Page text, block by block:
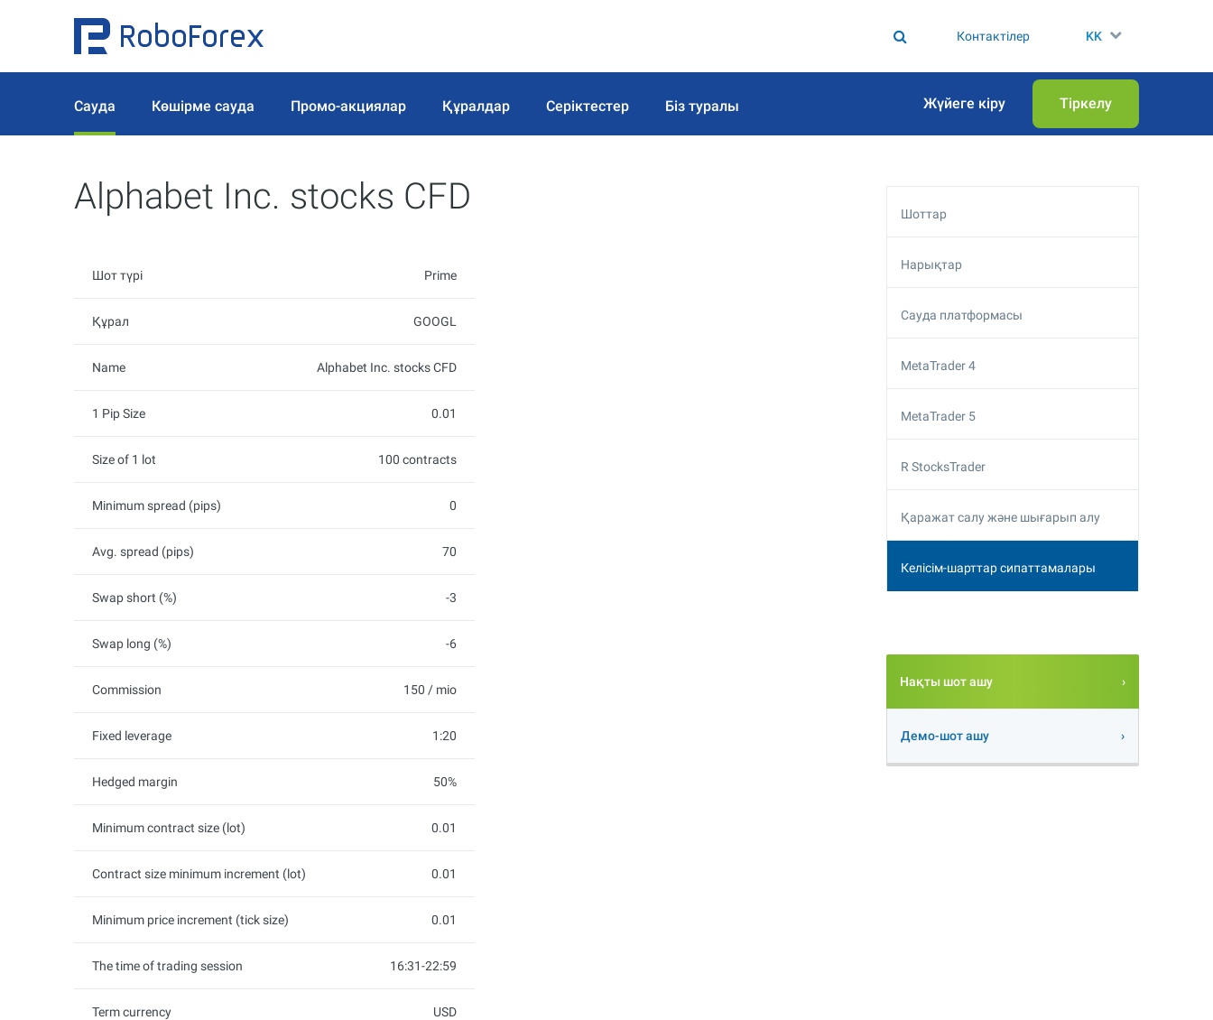
Контактілер KK
Сауда Көшірме сауда Промо-акциялар Құралдар Серіктестер Біз туралы Жүйеге кіру Тіркелу
Alphabet Inc. stocks CFD
Шот түрі Prime
Құрал GOOGL
Name Alphabet Inc. stocks CFD
1 Pip Size 0.01
Size of 1 lot 100 contracts
Minimum spread (pips) 0
Avg. spread (pips) 70
Swap short (%) -3
Swap long (%) -6
Commission 150 / mio
Fixed leverage 1:20
Hedged margin 50%
Minimum contract size (lot) 0.01
Contract size minimum increment (lot) 0.01
Minimum price increment (tick size) 0.01
The time of trading session 16:31-22:59
Term currency USD
Шоттар
Нарықтар
Сауда платформасы
MetaTrader 4
MetaTrader 5
R StocksTrader
Қаражат салу және шығарып алу
Келісім-шарттар сипаттамалары
Нақты шот ашу
Демо-шот ашу